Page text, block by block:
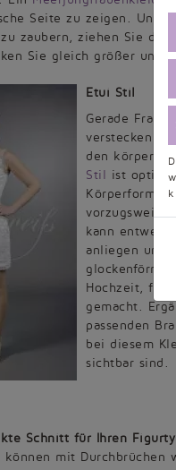
Seite zu zeigen. Und
zaubern, ziehen Sie
Sie gleich größer und
Etui Stil
Gerade
verstecken
den
Stil
ist
vorzugsweise
kann
anliegen und
Hochzeit, für
gemacht.
passenden
bei diesem
sichtbar sind.
Schnitt für Ihren
können mit